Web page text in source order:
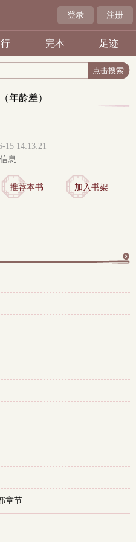
登录 注册
完本 足迹
年龄差）
15 14:13:21
息
推荐本书 加入书架
章节...